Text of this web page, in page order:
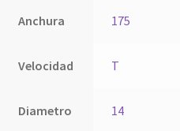
Anchura 175
Velocidad T
Diametro 14